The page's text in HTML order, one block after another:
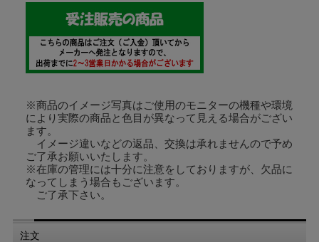
※左右どちらにも使用できます。
※製品の構造上、動作にばらつきがあることがあります。
※商品のイメージ写真はご使用のモニターの機種や環境
により実際の商品と色目が異なって見える場合がござい
ます。
イメージ違いなどの返品、交換は承れませんので予め
ご了承お願いいたします。
※在庫の管理には十分に注意をしておりますが、欠品に
なってしまう場合もございます。
ご了承下さい。
注文